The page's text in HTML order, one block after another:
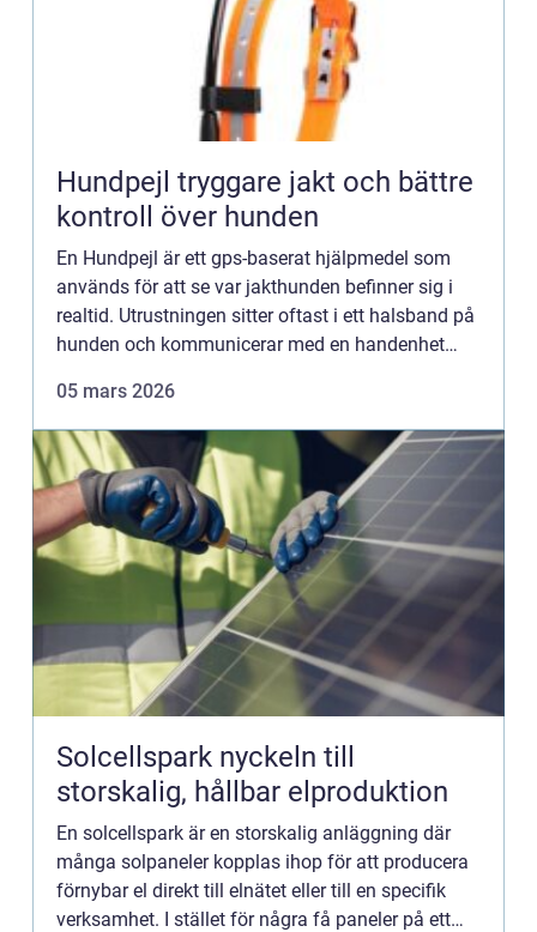
Hundpejl tryggare jakt och bättre
kontroll över hunden
En Hundpejl är ett gps-baserat hjälpmedel som
används för att se var jakthunden befinner sig i
realtid. Utrustningen sitter oftast i ett halsband på
hunden och kommunicerar med en handenhet
jakten effek...
05 mars 2026
Solcellspark nyckeln till
storskalig, hållbar elproduktion
En solcellspark är en storskalig anläggning där
många solpaneler kopplas ihop för att producera
förnybar el direkt till elnätet eller till en specifik
verksamhet. I stället för några få paneler på ett